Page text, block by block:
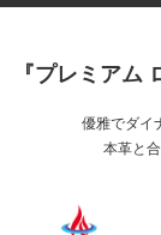
『プレミアム
優雅でダイ
本革と